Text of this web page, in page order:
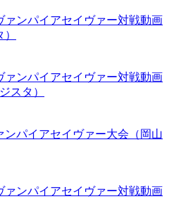
ァンパイアセイヴァー対戦動画
ァンパイアセイヴァー対戦動画
スタ）
ンパイアセイヴァー大会（岡山
ァンパイアセイヴァー対戦動画